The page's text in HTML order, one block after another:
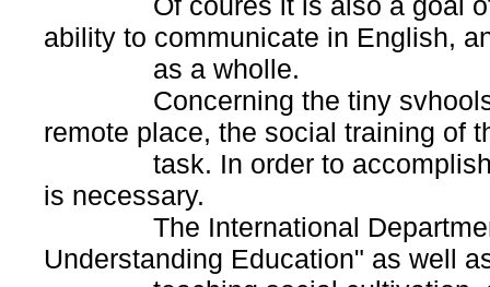
ability to communicate in English,
as a wholle.
Concerning the tiny svhools of
remote place, the social training of
task. In order to accomplish
is necessary.
The International
Understanding Education" as well